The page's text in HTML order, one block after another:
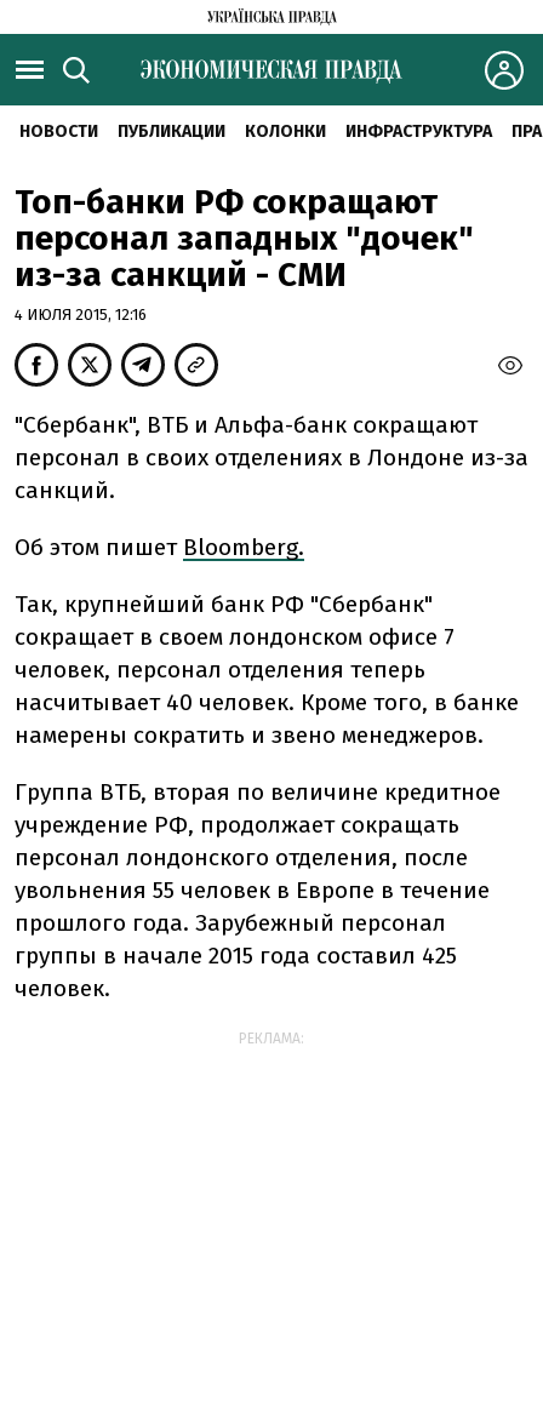
НОВОСТИ ПУБЛИКАЦИИ КОЛОНКИ ИНФРАСТРУКТУРА
Топ-банки РФ сокращают
персонал западных "дочек"
из-за санкций - СМИ
4 ИЮЛЯ 2015, 12:16
"Сбербанк", ВТБ и Альфа-банк сокращают
персонал в своих отделениях в Лондоне из-за
санкций.
Об этом пишет Bloomberg.
Так, крупнейший банк РФ "Сбербанк"
сокращает в своем лондонском офисе 7
человек, персонал отделения теперь
насчитывает 40 человек. Кроме того, в банке
намерены сократить и звено менеджеров.
Группа ВТБ, вторая по величине кредитное
учреждение РФ, продолжает сокращать
персонал лондонского отделения, после
увольнения 55 человек в Европе в течение
прошлого года. Зарубежный персонал
группы в начале 2015 года составил 425
человек.
РЕКЛАМА: